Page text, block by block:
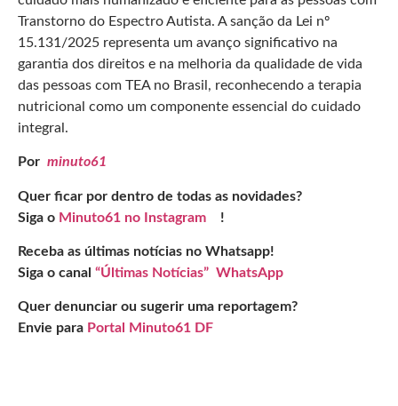
Transtorno do Espectro Autista. A sanção da Lei nº
15.131/2025 representa um avanço significativo na
garantia dos direitos e na melhoria da qualidade de vida
das pessoas com TEA no Brasil, reconhecendo a terapia
nutricional como um componente essencial do cuidado
integral.
Por minuto61
Quer ficar por dentro de todas as novidades?
Siga o Minuto61 no Instagram !
Receba as últimas notícias no Whatsapp!
Siga o canal “Últimas Notícias” WhatsApp
Quer denunciar ou sugerir uma reportagem?
Envie para Portal Minuto61 DF